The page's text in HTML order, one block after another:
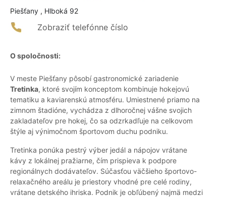
Piešťany , Hlboká 92
Zobraziť telefónne číslo
O spoločnosti:
V meste Piešťany pôsobí gastronomické zariadenie
Tretinka, ktoré svojím konceptom kombinuje hokejovú
tematiku a kaviarenskú atmosféru. Umiestnené priamo na
zimnom štadióne, vychádza z dlhoročnej vášne svojich
zakladateľov pre hokej, čo sa odzrkadľuje na celkovom
štýle aj výnimočnom športovom duchu podniku.
Tretinka ponúka pestrý výber jedál a nápojov vrátane
kávy z lokálnej pražiarne, čím prispieva k podpore
regionálnych dodávateľov. Súčasťou väčšieho športovo-
relaxačného areálu je priestory vhodné pre celé rodiny,
vrátane detského ihriska. Podnik je obľúbený najmä medzi